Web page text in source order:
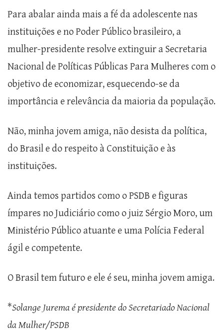
Para abalar ainda mais a fé da adolescente nas
instituições e no Poder Público brasileiro, a
mulher-presidente resolve extinguir a Secretaria
Nacional de Políticas Públicas Para Mulheres com o
objetivo de economizar, esquecendo-se da
importância e relevância da maioria da população.
Não, minha jovem amiga, não desista da política,
do Brasil e do respeito à Constituição e às
instituições.
Ainda temos partidos como o PSDB e figuras
ímpares no Judiciário como o juiz Sérgio Moro, um
Ministério Público atuante e uma Polícia Federal
ágil e competente.
O Brasil tem futuro e ele é seu, minha jovem amiga.
*Solange Jurema é presidente do Secretariado Nacional
da Mulher/PSDB